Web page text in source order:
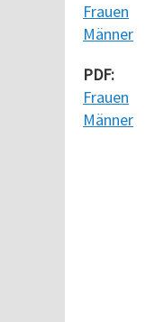
Frauen
Männer
PDF:
Frauen
Männer